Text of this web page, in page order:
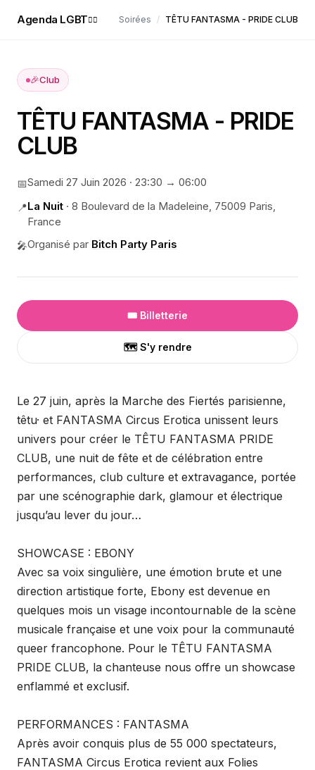
Agenda LGBT🏳️‍🌈 Soirées / TÊTU FANTASMA - PRIDE CLUB
🎉Club
TÊTU FANTASMA - PRIDE
CLUB
📅Samedi 27 Juin 2026 · 23:30 → 06:00
📍La Nuit · 8 Boulevard de la Madeleine, 75009 Paris,
France
🎤Organisé par Bitch Party Paris
🎟️ Billetterie
🗺️ S'y rendre
Le 27 juin, après la Marche des Fiertés parisienne,
têtu· et FANTASMA Circus Erotica unissent leurs
univers pour créer le TÊTU FANTASMA PRIDE
CLUB, une nuit de fête et de célébration entre
performances, club culture et extravagance, portée
par une scénographie dark, glamour et électrique
jusqu’au lever du jour…
SHOWCASE : EBONY
Avec sa voix singulière, une émotion brute et une
direction artistique forte, Ebony est devenue en
quelques mois un visage incontournable de la scène
musicale française et une voix pour la communauté
queer francophone. Pour le TÊTU FANTASMA
PRIDE CLUB, la chanteuse nous offre un showcase
enflammé et exclusif.
PERFORMANCES : FANTASMA
Après avoir conquis plus de 55 000 spectateurs,
FANTASMA Circus Erotica revient aux Folies